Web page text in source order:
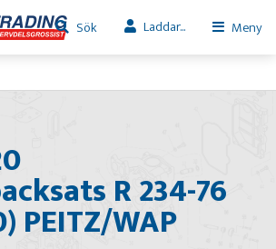
Sök Laddar... Meny
R 234-76
PEITZ/WAP